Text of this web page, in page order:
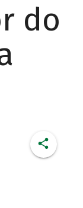
do